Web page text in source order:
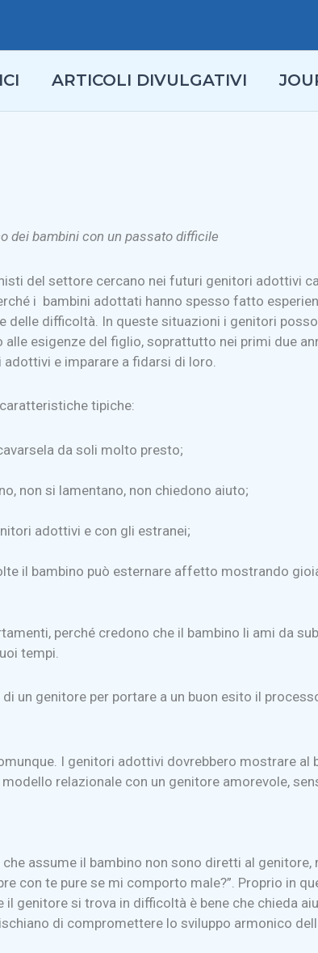
ARTICOLI DIVULGATIVI
dei bambini con un passato difficile
del settore cercano nei futuri genitori adottivi
i bambini adottati hanno spesso fatto
difficoltà. In queste situazioni i genitori
esigenze del figlio, soprattutto nei primi due
e imparare a fidarsi di loro.
tipiche:
da soli molto presto;
non si lamentano, non chiedono aiuto;
adottivi e con gli estranei;
il bambino può esternare affetto mostrando
perché credono che il bambino li ami da
tempi.
un genitore per portare a un buon esito il
I genitori adottivi dovrebbero mostrare
relazionale con un genitore amorevole,
assume il bambino non sono diretti al
con te pure se mi comporto male?”. Proprio in
genitore si trova in difficoltà è bene che chieda
di compromettere lo sviluppo armonico